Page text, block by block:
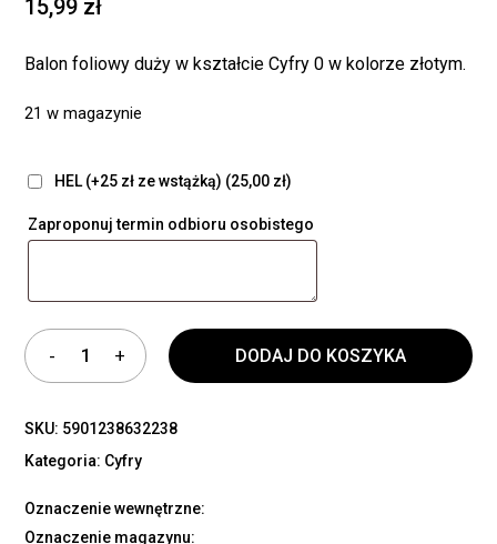
15,99 zł
Balon foliowy duży w kształcie Cyfry 0 w kolorze złotym.
21 w magazynie
HEL (+25 zł ze wstążką) (25,00 zł)
Zaproponuj termin odbioru osobistego
DODAJ DO KOSZYKA
SKU: 5901238632238
Kategoria: Cyfry
Oznaczenie wewnętrzne:
Oznaczenie magazynu: